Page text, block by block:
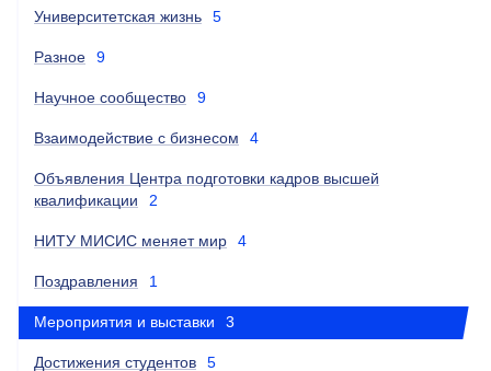
Университетская жизнь 5
Разное 9
Научное сообщество 9
Взаимодействие с бизнесом 4
Объявления Центра подготовки кадров высшей
квалификации
2
НИТУ МИСИС меняет мир 4
Поздравления 1
Мероприятия и выставки 3
Достижения студентов 5